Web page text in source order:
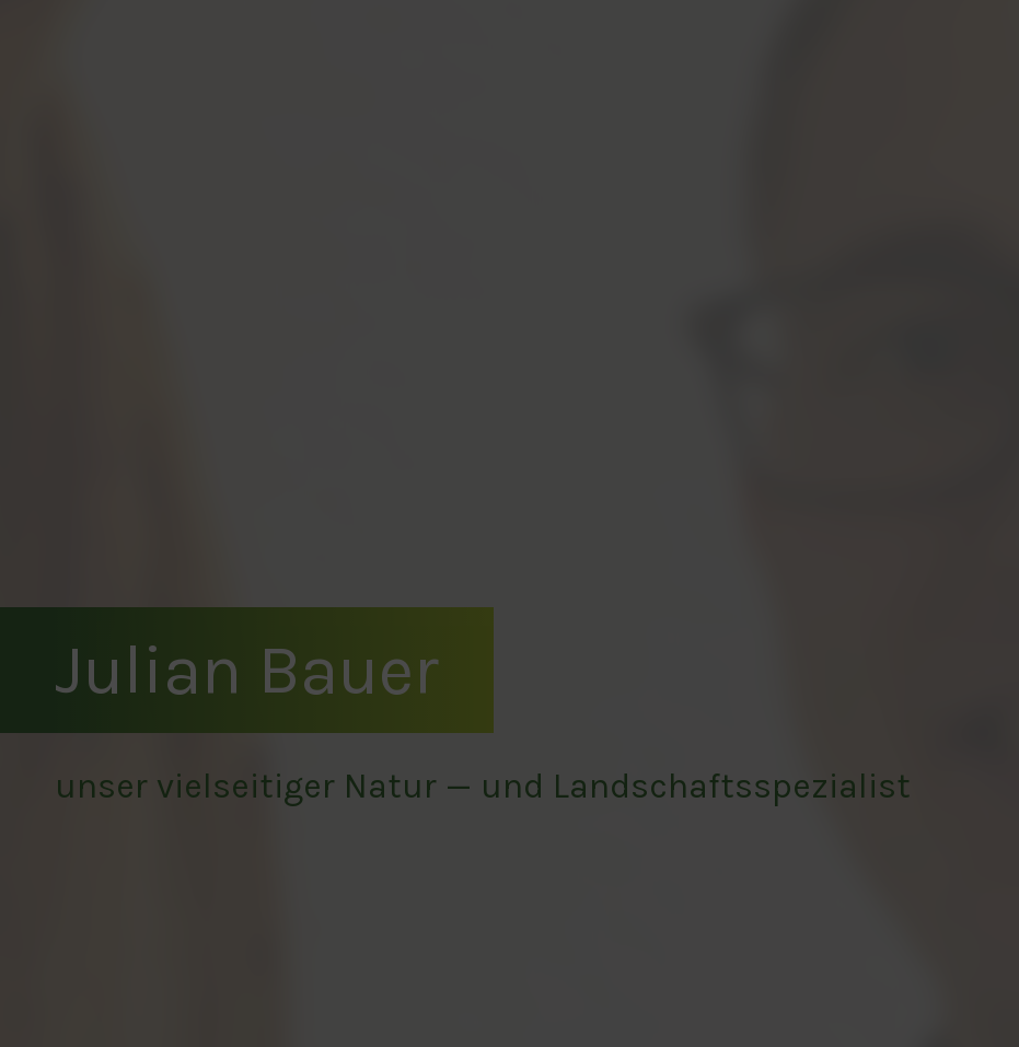
Julian Bauer
unser vielseitiger Natur — und Landschaftsspezialist